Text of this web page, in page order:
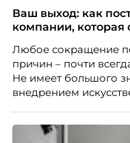
рассказывает, как
распределенной
Ваш выход: как
компании, которая
Любое сокращение
причин – почти
Не имеет большого
внедрением
структуры